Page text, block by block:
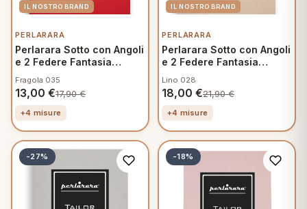
PERLARARA
Perlarara Sotto con Angoli
e 2 Federe Fantasia
Fragola 035
13,00 €17,90€
+4 misure
PERLARARA
Perlarara Sotto con Angoli
e 2 Federe Fantasia
Lino 028
18,00 €21,90€
+4 misure
-27% -18%